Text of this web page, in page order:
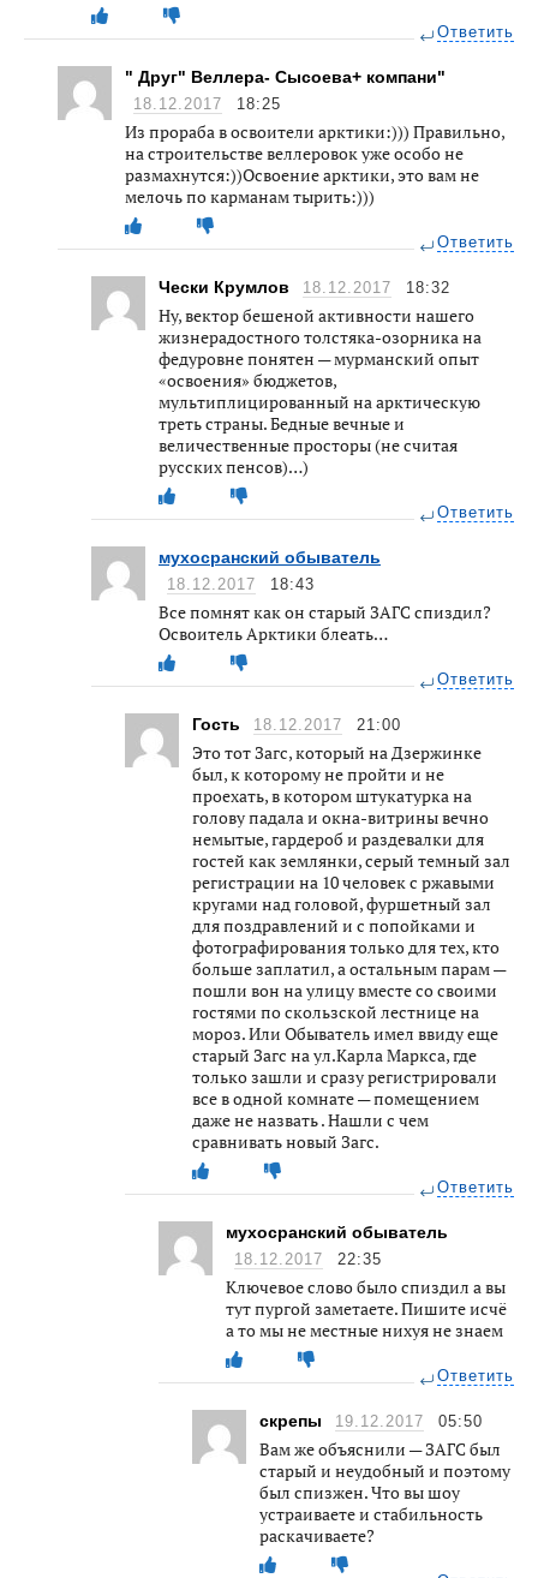
Ответить
" Друг" Веллера- Сысоева+ компани"
18.12.2017 18:25
Из прораба в освоители арктики:))) Правильно,
на строительстве веллеровок уже особо не
размахнутся:))Освоение арктики, это вам не
мелочь по карманам тырить:)))
Ответить
Чески Крумлов 18.12.2017 18:32
Ну, вектор бешеной активности нашего
жизнерадостного толстяка-озорника на
федуровне понятен — мурманский опыт
«освоения» бюджетов,
мультиплицированный на арктическую
треть страны. Бедные вечные и
величественные просторы (не считая
русских пенсов)…)
Ответить
мухосранский обыватель
18.12.2017 18:43
Все помнят как он старый ЗАГС спиздил?
Освоитель Арктики блеать…
Ответить
Гость 18.12.2017 21:00
Это тот Загс, который на Дзержинке
был, к которому не пройти и не
проехать, в котором штукатурка на
голову падала и окна-витрины вечно
немытые, гардероб и раздевалки для
гостей как землянки, серый темный зал
регистрации на 10 человек с ржавыми
кругами над головой, фуршетный зал
для поздравлений и с попойками и
фотографирования только для тех, кто
больше заплатил, а остальным парам —
пошли вон на улицу вместе со своими
гостями по скользской лестнице на
мороз. Или Обыватель имел ввиду еще
старый Загс на ул.Карла Маркса, где
только зашли и сразу регистрировали
все в одной комнате — помещением
даже не назвать . Нашли с чем
сравнивать новый Загс.
Ответить
мухосранский обыватель
18.12.2017 22:35
Ключевое слово было спиздил а вы
тут пургой заметаете. Пишите исчё
а то мы не местные нихуя не знаем
Ответить
скрепы 19.12.2017 05:50
Вам же объяснили — ЗАГС был
старый и неудобный и поэтому
был спизжен. Что вы шоу
устраиваете и стабильность
раскачиваете?